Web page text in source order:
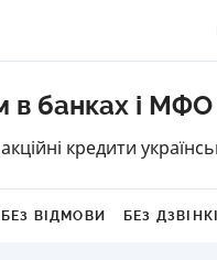
в банках і МФО
кредити
БЕЗ ВІДМОВИ БЕЗ